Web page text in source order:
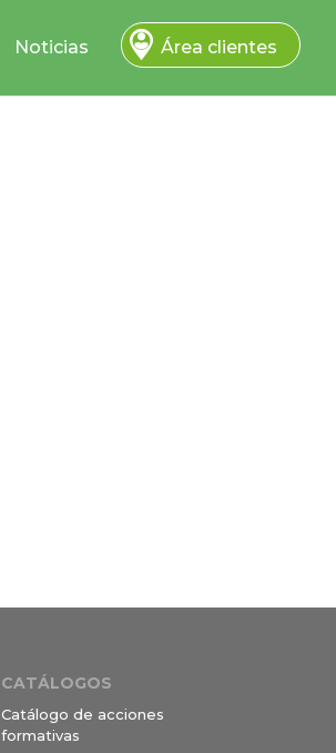
Noticias Área clientes
CATÁLOGOS
Catálogo de acciones
formativas